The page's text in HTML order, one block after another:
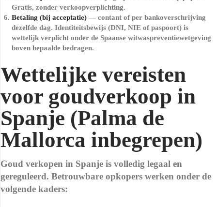
Gratis, zonder verkoopverplichting.
Betaling (bij acceptatie)— contant of per bankoverschrijving
dezelfde dag. Identiteitsbewijs (DNI, NIE of paspoort) is
wettelijk verplicht onder de Spaanse witwaspreventiewetgeving
boven bepaalde bedragen.
Wettelijke vereisten
voor goudverkoop in
Spanje (Palma de
Mallorca inbegrepen)
Goud verkopen in Spanje is volledig legaal en
gereguleerd. Betrouwbare opkopers werken onder de
volgende kaders: